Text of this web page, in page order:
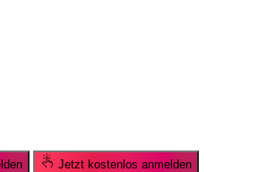
Jetzt kostenlos anmelden